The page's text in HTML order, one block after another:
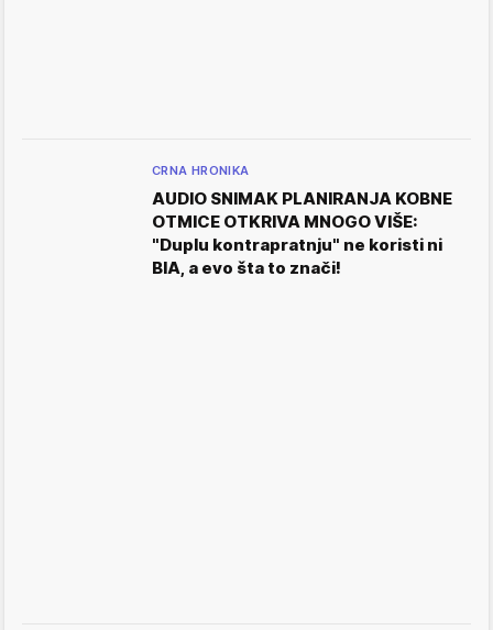
CRNA HRONIKA
AUDIO SNIMAK PLANIRANJA KOBNE
OTMICE OTKRIVA MNOGO VIŠE:
"Duplu kontrapratnju" ne koristi ni
BIA, a evo šta to znači!